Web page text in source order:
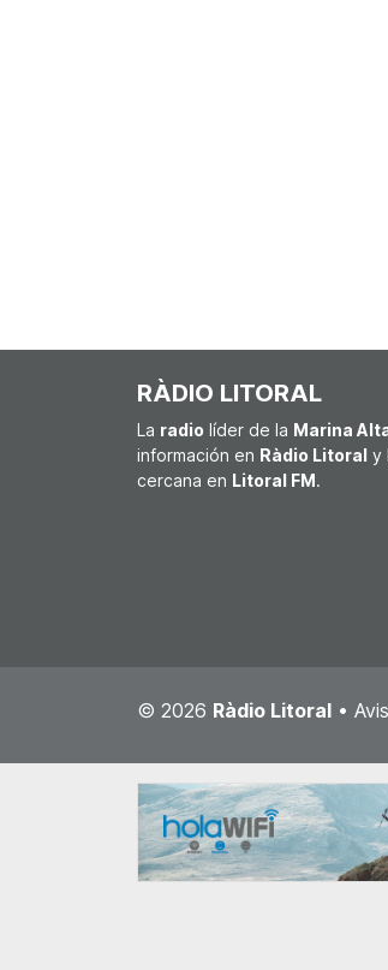
RÀDIO LITORAL
La radio líder de la Marina
información en Ràdio Litoral y
cercana en Litoral FM.
© 2026 Ràdio Litoral •